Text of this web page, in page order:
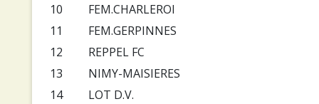
10
FEM.CHARLEROI
11
FEM.GERPINNES
12
REPPEL FC
13
NIMY-MAISIERES
14
LOT D.V.